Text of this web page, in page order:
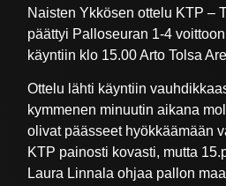
Naisten Ykkösen ottelu KTP –
päättyi Palloseuran 1-4
käyntiin klo 15.00 Arto Tolsa
Ottelu lähti käyntiin
kymmenen minuutin aikana
olivat päässeet hyökkäämään
KTP painosti kovasti, mutta
Laura Linnala ohjaa pallon